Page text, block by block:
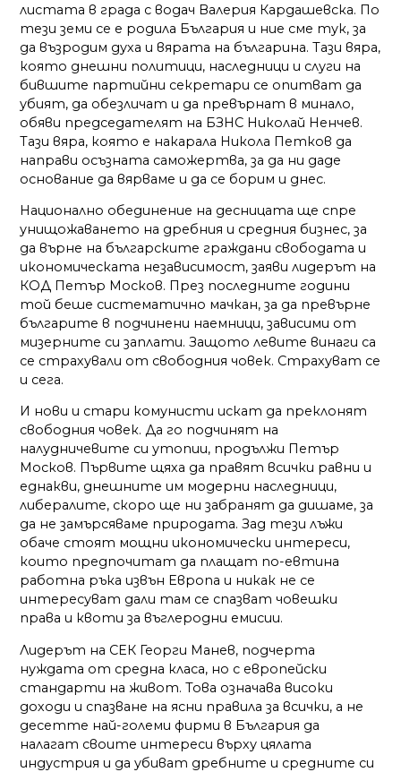
листата в града с водач Валерия Кардашевска. По
тези земи се е родила България и ние сме тук, за
да възродим духа и вярата на българина. Тази вяра,
която днешни политици, наследници и слуги на
бившите партийни секретари се опитват да
убият, да обезличат и да превърнат в минало,
обяви председателят на БЗНС Николай Ненчев.
Тази вяра, която е накарала Никола Петков да
направи осъзната саможертва, за да ни даде
основание да вярваме и да се борим и днес.
Национално обединение на десницата ще спре
унищожаването на дребния и средния бизнес, за
да върне на българските граждани свободата и
икономическата независимост, заяви лидерът на
КОД Петър Москов. През последните години
той беше систематично мачкан, за да превърне
българите в подчинени наемници, зависими от
мизерните си заплати. Защото левите винаги са
се страхували от свободния човек. Страхуват се
и сега.
И нови и стари комунисти искат да преклонят
свободния човек. Да го подчинят на
налудничевите си утопии, продължи Петър
Москов. Първите щяха да правят всички равни и
еднакви, днешните им модерни наследници,
либералите, скоро ще ни забранят да дишаме, за
да не замърсяваме природата. Зад тези лъжи
обаче стоят мощни икономически интереси,
които предпочитат да плащат по-евтина
работна ръка извън Европа и никак не се
интересуват дали там се спазват човешки
права и квоти за въглеродни емисии.
Лидерът на СЕК Георги Манев, подчерта
нуждата от средна класа, но с европейски
стандарти на живот. Това означава високи
доходи и спазване на ясни правила за всички, а не
десетте най-големи фирми в България да
налагат своите интереси върху цялата
индустрия и да убиват дребните и средните си